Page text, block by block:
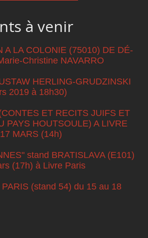
à venir
A LA COLONIE (75010) DE DÉ-
Christine NAVARRO
HERLING-GRUDZINSKI
2019 à 18h30)
ET RECITS JUIFS ET
PAYS HOUTSOULE) A LIVRE
MARS (14h)
stand BRATISLAVA (E101)
(17h) à Livre Paris
(stand 54) du 15 au 18